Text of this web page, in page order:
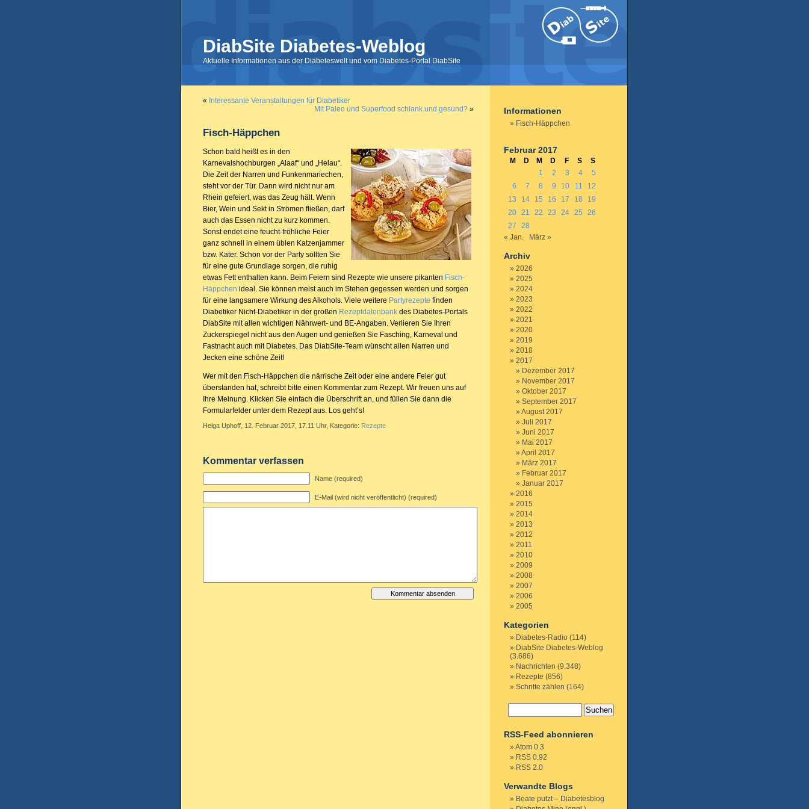
DiabSite Diabetes-Weblog
Aktuelle Informationen aus der Diabeteswelt und vom Diabetes-Portal DiabSite
« Interessante Veranstaltungen für Diabetiker
Mit Paleo und Superfood schlank und gesund? »
Fisch-Häppchen
Schon bald heißt es in den
Karnevalshochburgen „Alaaf“ und „Helau“.
Die Zeit der Narren und Funkenmariechen,
steht vor der Tür. Dann wird nicht nur am
Rhein gefeiert, was das Zeug hält. Wenn
Bier, Wein und Sekt in Strömen fließen, darf
auch das Essen nicht zu kurz kommen.
Sonst endet eine feucht-fröhliche Feier
ganz schnell in einem üblen Katzenjammer
bzw. Kater. Schon vor der Party sollten Sie
für eine gute Grundlage sorgen, die ruhig
etwas Fett enthalten kann. Beim Feiern sind Rezepte wie unsere pikanten Fisch-
Häppchen ideal. Sie können meist auch im Stehen gegessen werden und sorgen
für eine langsamere Wirkung des Alkohols. Viele weitere Partyrezepte finden
Diabetiker Nicht-Diabetiker in der großen Rezeptdatenbank des Diabetes-Portals
DiabSite mit allen wichtigen Nährwert- und BE-Angaben. Verlieren Sie Ihren
Zuckerspiegel nicht aus den Augen und genießen Sie Fasching, Karneval und
Fastnacht auch mit Diabetes. Das DiabSite-Team wünscht allen Narren und
Jecken eine schöne Zeit!
Wer mit den Fisch-Häppchen die närrische Zeit oder eine andere Feier gut
überstanden hat, schreibt bitte einen Kommentar zum Rezept. Wir freuen uns auf
Ihre Meinung. Klicken Sie einfach die Überschrift an, und füllen Sie dann die
Formularfelder unter dem Rezept aus. Los geht’s!
Helga Uphoff, 12. Februar 2017, 17.11 Uhr, Kategorie: Rezepte
Kommentar verfassen
Name (required)
E-Mail (wird nicht veröffentlicht) (required)
Informationen
Fisch-Häppchen
Februar 2017
M D M D F S
S
1
2 3 4
5
6
7 8 9 10 11
12
13
14 15 16 17 18
19
20 21 22 23 24 25
26
27
28
« Jan.
März »
Archiv
2026
2025
2024
2023
2022
2021
2020
2019
2018
2017
Dezember 2017
November 2017
Oktober 2017
September 2017
August 2017
Juli 2017
Juni 2017
Mai 2017
April 2017
März 2017
Februar 2017
Januar 2017
2016
2015
2014
2013
2012
2011
2010
2009
2008
2007
2006
2005
Kategorien
Diabetes-Radio (114)
DiabSite Diabetes-Weblog
(3.686)
Nachrichten (9.348)
Rezepte (856)
Schritte zählen (164)
RSS-Feed abonnieren
Atom 0.3
RSS 0.92
RSS 2.0
Verwandte Blogs
Beate putzt – Diabetesblog